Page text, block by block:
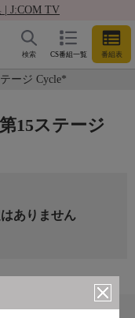
| J:COM TV
CS番組一覧 番組表
検索
ージ Cycle*
15ステージ
ありません